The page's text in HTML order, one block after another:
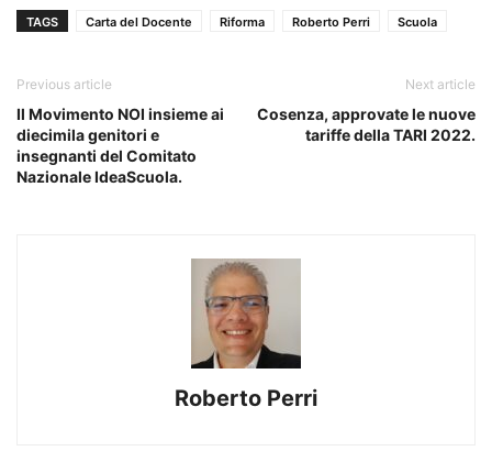
TAGS Carta del Docente Riforma Roberto Perri Scuola
Previous article
Il Movimento NOI insieme ai
diecimila genitori e
insegnanti del Comitato
Nazionale IdeaScuola.
Next article
Cosenza, approvate le nuove
tariffe della TARI 2022.
Roberto Perri